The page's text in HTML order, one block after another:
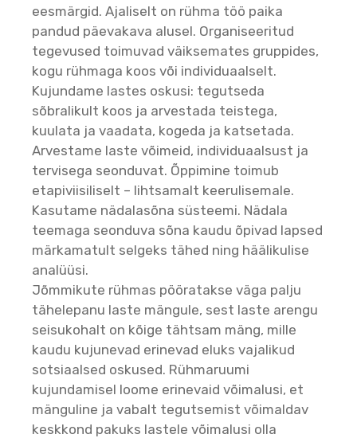
eesmärgid. Ajaliselt on rühma töö paika
pandud päevakava alusel. Organiseeritud
tegevused toimuvad väiksemates gruppides,
kogu rühmaga koos või individuaalselt.
Kujundame lastes oskusi: tegutseda
sõbralikult koos ja arvestada teistega,
kuulata ja vaadata, kogeda ja katsetada.
Arvestame laste võimeid, individuaalsust ja
tervisega seonduvat. Õppimine toimub
etapiviisiliselt – lihtsamalt keerulisemale.
Kasutame nädalasõna süsteemi. Nädala
teemaga seonduva sõna kaudu õpivad lapsed
märkamatult selgeks tähed ning häälikulise
analüüsi.
Jõmmikute rühmas pööratakse väga palju
tähelepanu laste mängule, sest laste arengu
seisukohalt on kõige tähtsam mäng, mille
kaudu kujunevad erinevad eluks vajalikud
sotsiaalsed oskused. Rühmaruumi
kujundamisel loome erinevaid võimalusi, et
mänguline ja vabalt tegutsemist võimaldav
keskkond pakuks lastele võimalusi olla